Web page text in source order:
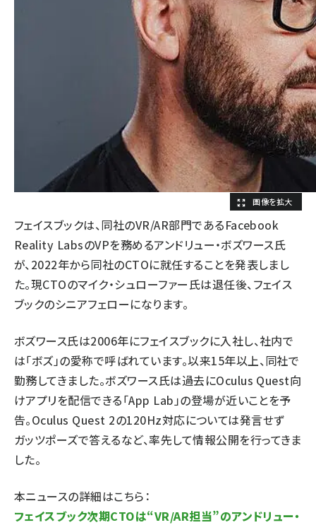
フェイスブックは、同社のVR/AR部門であるFacebook
Reality LabsのVPを務めるアンドリュー・ボズワース氏
が、2022年から同社のCTOに就任することを発表しまし
た。現CTOのマイク・シュローファー氏は退任後、フェイス
ブックのシニアフェローになります。
ボズワース氏は2006年にフェイスブックに入社し、社内で
は「ボズ」の愛称で呼ばれています。以来15年以上、同社で
勤務してきました。ボズワース氏は過去にOculus Quest向
けアプリを配信できる「App Lab」の登場が近いことを予
告。Oculus Quest 2の120Hz対応については発言せず
ガッツポーズで答えるなど、率先して情報公開を行ってきま
した。
本ニュースの詳細はこちら：
フェイスブック次期CTOは“VR/AR担当”のアンドリュー・